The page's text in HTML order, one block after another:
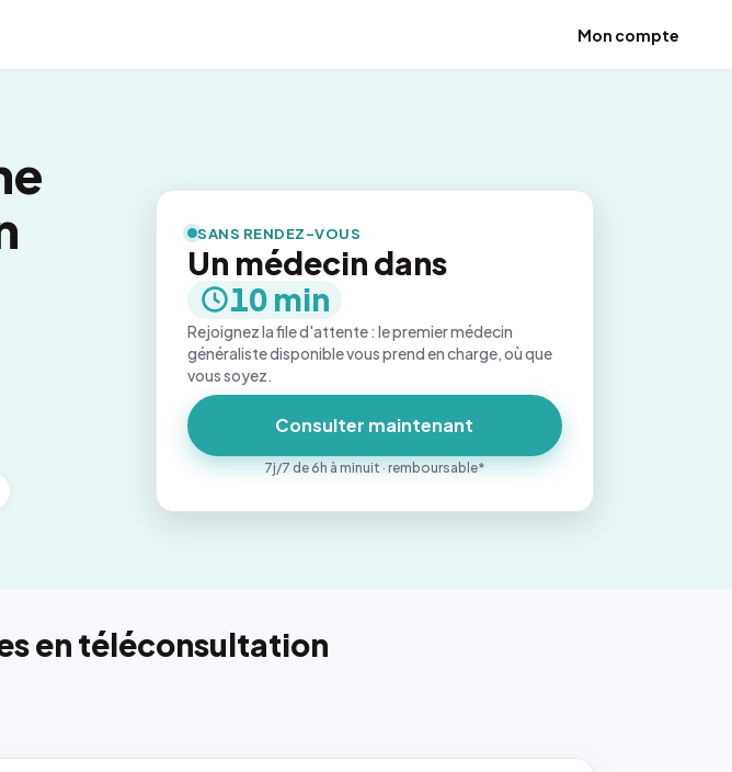
Mon compte
SANS RENDEZ-VOUS
Un médecin dans
10 min
Rejoignez la file d'attente : le premier médecin
généraliste disponible vous prend en charge, où que
vous soyez.
Consulter maintenant
7j/7 de 6h à minuit · remboursable*
en téléconsultation